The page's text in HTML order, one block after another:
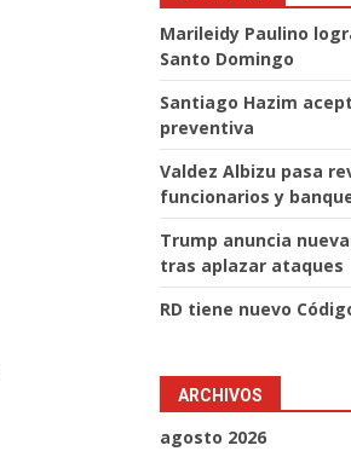
Marileidy Paulino
Santo Domingo
Santiago Hazim
preventiva
Valdez Albizu pasa
funcionarios y
Trump anuncia
tras aplazar ataques
RD tiene nuevo
ARCHIVOS
agosto 2026